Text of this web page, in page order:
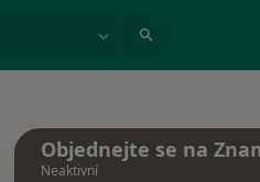
Objednejte se na
Neaktivní